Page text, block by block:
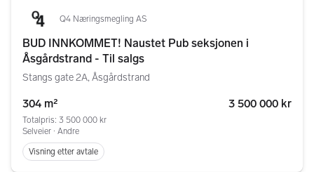
Q4 Næringsmegling AS
BUD INNKOMMET! Naustet Pub seksjonen i
Åsgårdstrand - Til salgs
Stangs gate 2A, Åsgårdstrand
304 m² 3 500 000 kr
Totalpris: 3 500 000 kr
Selveier ∙ Andre
Visning etter avtale